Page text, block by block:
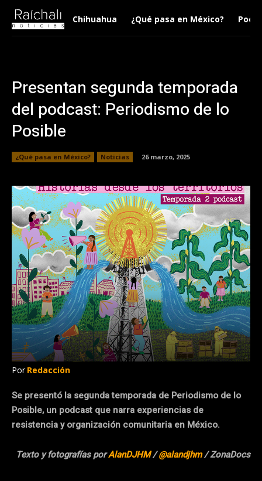
Chihuahua ¿Qué pasa en México?
Presentan segunda temporada
del podcast: Periodismo de lo
Posible
¿Qué pasa en México? Noticias 26 marzo, 2025
Por Redacción
Se presentó la segunda temporada de Periodismo de lo
Posible, un podcast que narra experiencias de
resistencia y organización comunitaria en México.
Texto y fotografías porAlanDJHM/@alandjhm/ ZonaDocs